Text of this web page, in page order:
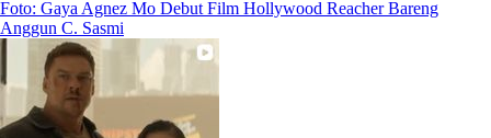
Foto: Gaya Agnez Mo Debut Film Hollywood Reacher Bareng
Anggun C. Sasmi